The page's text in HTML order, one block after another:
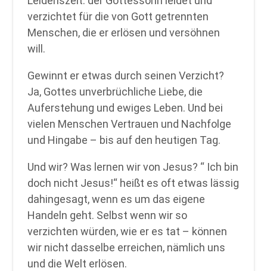
verzichtet für die von Gott getrennten
Menschen, die er erlösen und versöhnen
will.
Gewinnt er etwas durch seinen Verzicht?
Ja, Gottes unverbrüchliche Liebe, die
Auferstehung und ewiges Leben. Und bei
vielen Menschen Vertrauen und Nachfolge
und Hingabe – bis auf den heutigen Tag.
Und wir? Was lernen wir von Jesus? “ Ich bin
doch nicht Jesus!“ heißt es oft etwas lässig
dahingesagt, wenn es um das eigene
Handeln geht. Selbst wenn wir so
verzichten würden, wie er es tat – können
wir nicht dasselbe erreichen, nämlich uns
und die Welt erlösen.